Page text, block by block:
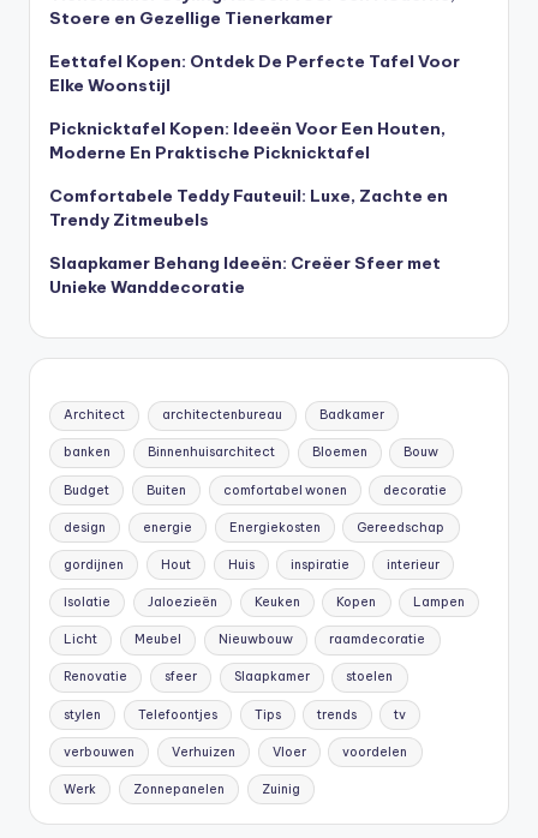
Stoere en Gezellige Tienerkamer
Eettafel Kopen: Ontdek De Perfecte Tafel Voor
Elke Woonstijl
Picknicktafel Kopen: Ideeën Voor Een Houten,
Moderne En Praktische Picknicktafel
Comfortabele Teddy Fauteuil: Luxe, Zachte en
Trendy Zitmeubels
Slaapkamer Behang Ideeën: Creëer Sfeer met
Unieke Wanddecoratie
Architect architectenbureau Badkamer
banken Binnenhuisarchitect Bloemen Bouw
Budget Buiten comfortabel wonen decoratie
design energie Energiekosten Gereedschap
gordijnen Hout Huis inspiratie interieur
Isolatie Jaloezieën Keuken Kopen Lampen
Licht Meubel Nieuwbouw raamdecoratie
Renovatie sfeer Slaapkamer stoelen
stylen Telefoontjes Tips trends tv
verbouwen Verhuizen Vloer voordelen
Werk Zonnepanelen Zuinig